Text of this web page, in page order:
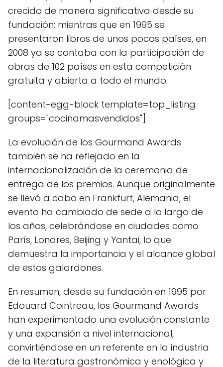
crecido de manera significativa desde su
fundación: mientras que en 1995 se
presentaron libros de unos pocos países, en
2008 ya se contaba con la participación de
obras de 102 países en esta competición
gratuita y abierta a todo el mundo.
[content-egg-block template=top_listing
groups="cocinamasvendidos"]
La evolución de los Gourmand Awards
también se ha reflejado en la
internacionalización de la ceremonia de
entrega de los premios. Aunque originalmente
se llevó a cabo en Frankfurt, Alemania, el
evento ha cambiado de sede a lo largo de
los años, celebrándose en ciudades como
París, Londres, Beijing y Yantai, lo que
demuestra la importancia y el alcance global
de estos galardones.
En resumen, desde su fundación en 1995 por
Edouard Cointreau, los Gourmand Awards
han experimentado una evolución constante
y una expansión a nivel internacional,
convirtiéndose en un referente en la industria
de la literatura gastronómica y enológica y